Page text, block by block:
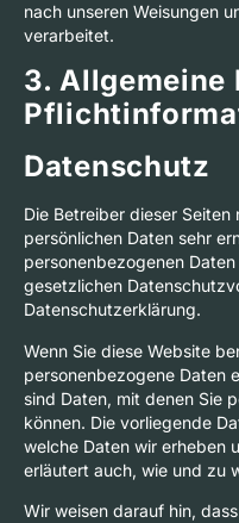
nach unseren Weisungen
verarbeitet.
3. Allgemeine
Datenschutz
Die Betreiber dieser
persönlichen Daten sehr
personenbezogenen
gesetzlichen
Datenschutzerklärung.
Wenn Sie diese Website
personenbezogene Daten
sind Daten, mit denen Sie
können. Die vorliegende
welche Daten wir erheben
erläutert auch, wie und zu
Wir weisen darauf hin,